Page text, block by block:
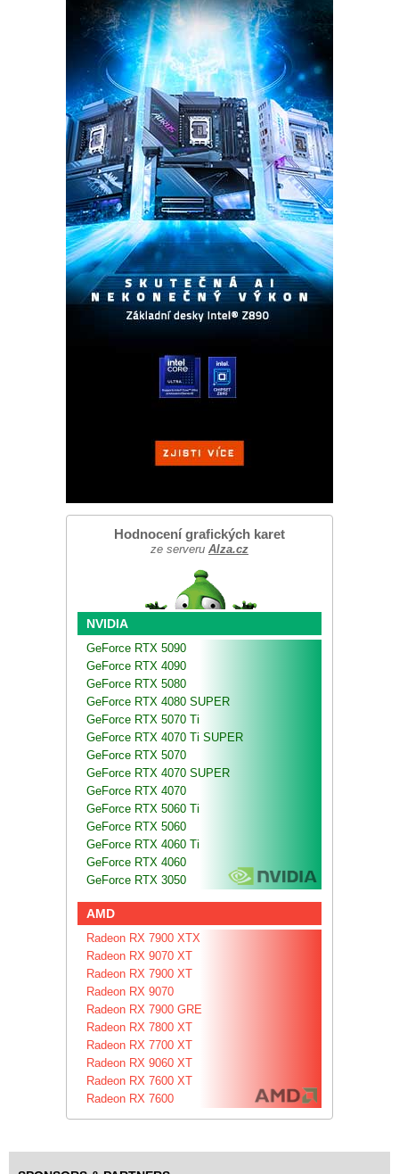
Hodnocení grafických karet
ze serveru Alza.cz
NVIDIA
GeForce RTX 5090
GeForce RTX 4090
GeForce RTX 5080
GeForce RTX 4080 SUPER
GeForce RTX 5070 Ti
GeForce RTX 4070 Ti SUPER
GeForce RTX 5070
GeForce RTX 4070 SUPER
GeForce RTX 4070
GeForce RTX 5060 Ti
GeForce RTX 5060
GeForce RTX 4060 Ti
GeForce RTX 4060
GeForce RTX 3050
AMD
Radeon RX 7900 XTX
Radeon RX 9070 XT
Radeon RX 7900 XT
Radeon RX 9070
Radeon RX 7900 GRE
Radeon RX 7800 XT
Radeon RX 7700 XT
Radeon RX 9060 XT
Radeon RX 7600 XT
Radeon RX 7600